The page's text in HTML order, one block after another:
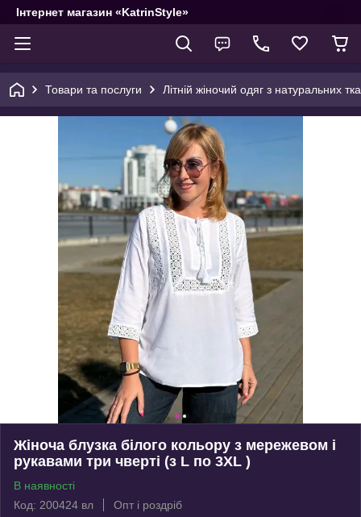
Інтернет магазин «KatrinStyle»
Товари та послуги Літній жіночий одяг з натуральних
Жіноча блузка білого кольору з мережевом і
рукавами три чверті (з L по 3XL )
В наявності
Код: 200424 вл
Опт і роздріб